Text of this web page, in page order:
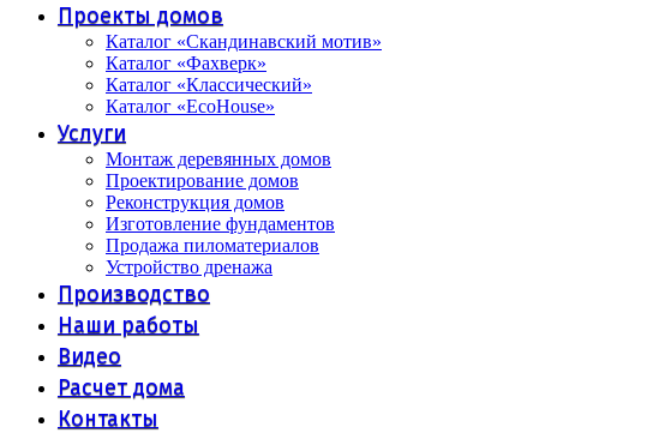
Проекты домов
Каталог «Скандинавский мотив»
Каталог «Фахверк»
Каталог «Классический»
Каталог «EcoHouse»
Услуги
Монтаж деревянных домов
Проектирование домов
Реконструкция домов
Изготовление фундаментов
Продажа пиломатериалов
Устройство дренажа
Производство
Наши работы
Видео
Расчет дома
Контакты